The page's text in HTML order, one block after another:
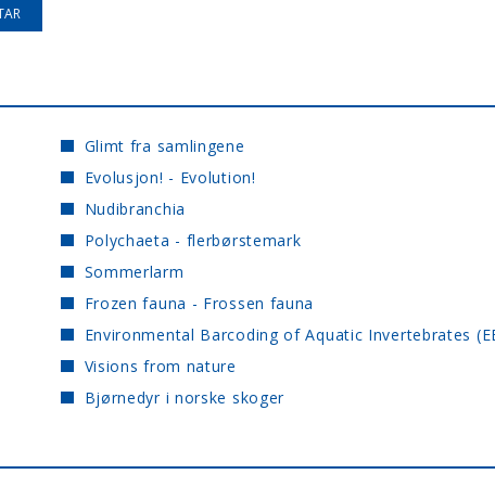
Glimt fra samlingene
Evolusjon! - Evolution!
Nudibranchia
Polychaeta - flerbørstemark
Sommerlarm
Frozen fauna - Frossen fauna
Environmental Barcoding of Aquatic Invertebrates
Visions from nature
Bjørnedyr i norske skoger